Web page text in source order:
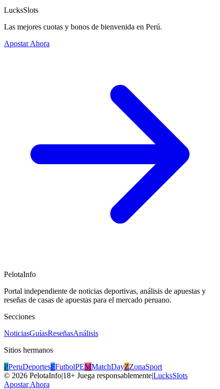
LucksSlots
Las mejores cuotas y bonos de bienvenida en Perú.
Apostar Ahora
PelotaInfo
Portal independiente de noticias deportivas, análisis de apuestas y
reseñas de casas de apuestas para el mercado peruano.
Secciones
NoticiasGuíasReseñasAnálisis
Sitios hermanos
PPeruDeportesFFutbolPEMMatchDayZZonaSport
© 2026 PelotaInfo|18+ Juega responsablemente|LucksSlots
Apostar Ahora